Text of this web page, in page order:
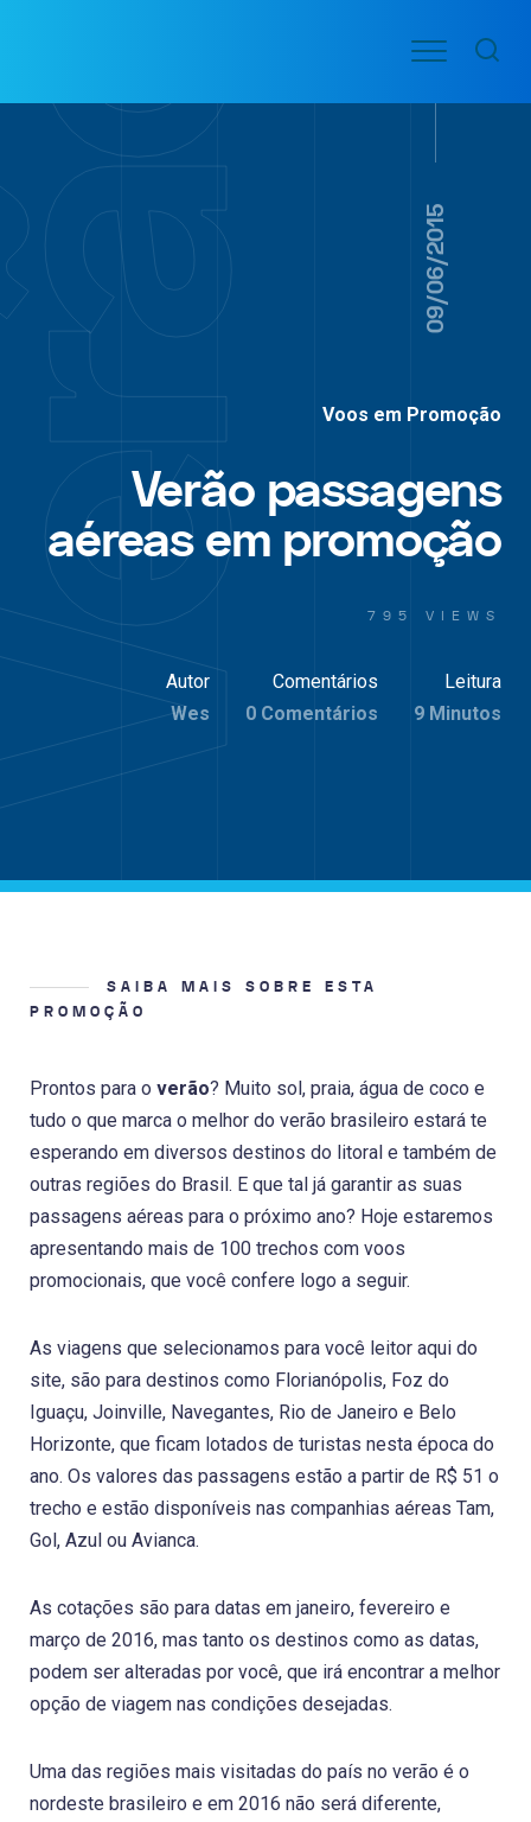
conteúdo
VOO
AÉREAS
Menu
09/06/2015
Voos em Promoção
Verão passagens
aéreas em promoção
795 VIEWS
Autor
Wes
Comentários
0 Comentários
Leitura
9 Minutos
SAIBA MAIS SOBRE ESTA
PROMOÇÃO
Prontos para o verão? Muito sol, praia, água de coco e
tudo o que marca o melhor do verão brasileiro estará te
esperando em diversos destinos do litoral e também de
outras regiões do Brasil. E que tal já garantir as suas
passagens aéreas para o próximo ano? Hoje estaremos
apresentando mais de 100 trechos com voos
promocionais, que você confere logo a seguir.
As viagens que selecionamos para você leitor aqui do
site, são para destinos como Florianópolis, Foz do
Iguaçu, Joinville, Navegantes, Rio de Janeiro e Belo
Horizonte, que ficam lotados de turistas nesta época do
ano. Os valores das passagens estão a partir de R$ 51 o
trecho e estão disponíveis nas companhias aéreas Tam,
Gol, Azul ou Avianca.
As cotações são para datas em janeiro, fevereiro e
março de 2016, mas tanto os destinos como as datas,
podem ser alteradas por você, que irá encontrar a melhor
opção de viagem nas condições desejadas.
Uma das regiões mais visitadas do país no verão é o
nordeste brasileiro e em 2016 não será diferente,